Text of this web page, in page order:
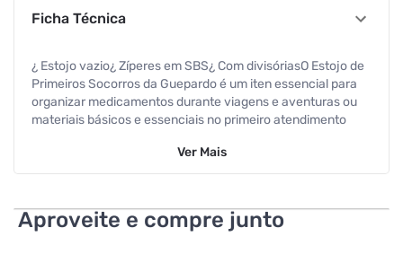
Ficha Técnica
¿ Estojo vazio¿ Zíperes em SBS¿ Com divisóriasO Estojo de
Primeiros Socorros da Guepardo é um iten essencial para
organizar medicamentos durante viagens e aventuras ou
materiais básicos e essenciais no primeiro atendimento
etc.Desenvolvido em poliéster ripstop, possui grande
esportes ou para pessoas que tenham interesse em
adquirir um estojo básico de primeiros socorros para usar
Ver Mais
Aproveite e compre junto